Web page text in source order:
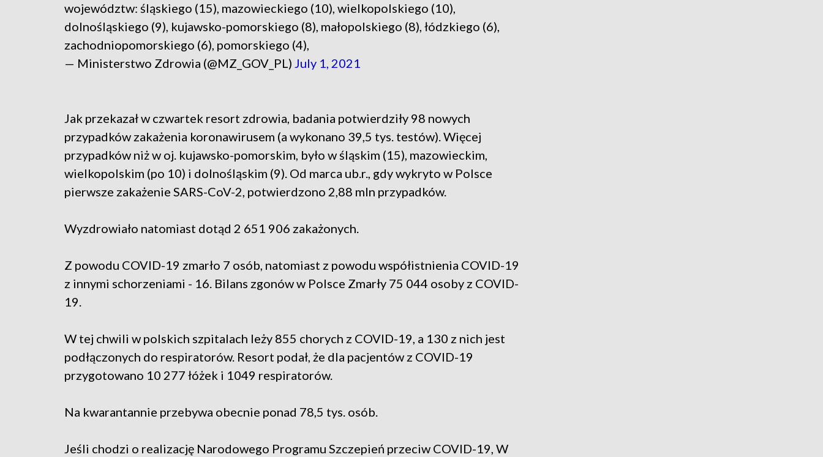
województw: śląskiego (15), mazowieckiego (10), wielkopolskiego (10),
dolnośląskiego (9), kujawsko-pomorskiego (8), małopolskiego (8), łódzkiego (6),
zachodniopomorskiego (6), pomorskiego (4),
— Ministerstwo Zdrowia (@MZ_GOV_PL) July 1, 2021
Jak przekazał w czwartek resort zdrowia, badania potwierdziły 98 nowych
przypadków zakażenia koronawirusem (a wykonano 39,5 tys. testów). Więcej
przypadków niż w oj. kujawsko-pomorskim, było w śląskim (15), mazowieckim,
wielkopolskim (po 10) i dolnośląskim (9). Od marca ub.r., gdy wykryto w Polsce
pierwsze zakażenie SARS-CoV-2, potwierdzono 2,88 mln przypadków.
Wyzdrowiało natomiast dotąd 2 651 906 zakażonych.
Z powodu COVID-19 zmarło 7 osób, natomiast z powodu współistnienia COVID-19
z innymi schorzeniami - 16. Bilans zgonów w Polsce Zmarły 75 044 osoby z COVID-
19.
W tej chwili w polskich szpitalach leży 855 chorych z COVID-19, a 130 z nich jest
podłączonych do respiratorów. Resort podał, że dla pacjentów z COVID-19
przygotowano 10 277 łóżek i 1049 respiratorów.
Na kwarantannie przebywa obecnie ponad 78,5 tys. osób.
Jeśli chodzi o realizację Narodowego Programu Szczepień przeciw COVID-19, W